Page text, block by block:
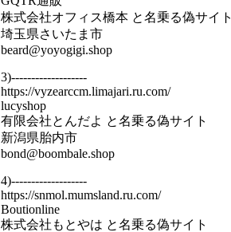
株式会社オフィス橋本 と名乗る偽サイト
埼玉県さいたま市
beard@yoyogigi.shop
3)-------------------
https://vyzearccm.limajari.ru.com/
lucyshop
有限会社とんだよ と名乗る偽サイト
新潟県胎内市
bond@boombale.shop
4)-------------------
https://snmol.mumsland.ru.com/
Boutionline
株式会社もとやは と名乗る偽サイト